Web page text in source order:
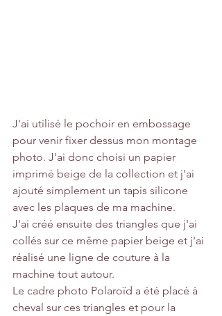
J'ai utilisé le pochoir en embossage
pour venir fixer dessus mon montage
photo. J'ai donc choisi un papier
imprimé beige de la collection et j'ai
ajouté simplement un tapis silicone
avec les plaques de ma machine.
J'ai créé ensuite des triangles que j'ai
collés sur ce même papier beige et j'ai
réalisé une ligne de couture à la
machine tout autour.
Le cadre photo Polaroïd a été placé à
cheval sur ces triangles et pour la